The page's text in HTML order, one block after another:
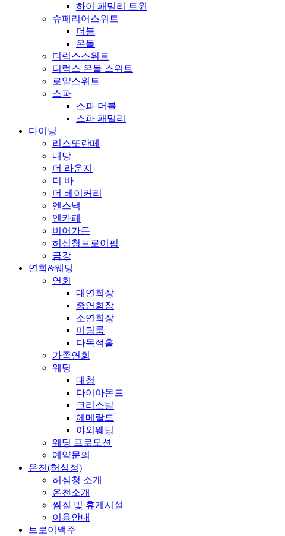
하이 패밀리 트윈
슈페리어스위트
더블
온돌
디럭스스위트
디럭스 온돌 스위트
로얄스위트
스파
스파 더블
스파 패밀리
다이닝
리스또란떼
내당
더 라운지
더 바
더 베이커리
엔스낵
엔카페
비어가든
허심청브로이펍
금강
연회&웨딩
연회
대연회장
중연회장
소연회장
미팅룸
다목적홀
가족연회
웨딩
대청
다이아몬드
크리스탈
에메랄드
야외웨딩
웨딩 프로모션
예약문의
온천(허심청)
허심청 소개
온천소개
찜질 및 휴게시설
이용안내
브로이맥주